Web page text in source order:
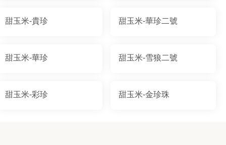
甜玉米-貴珍 甜玉米-華珍二號
甜玉米-華珍 甜玉米-雪狼二號
甜玉米-彩珍 甜玉米-金珍珠